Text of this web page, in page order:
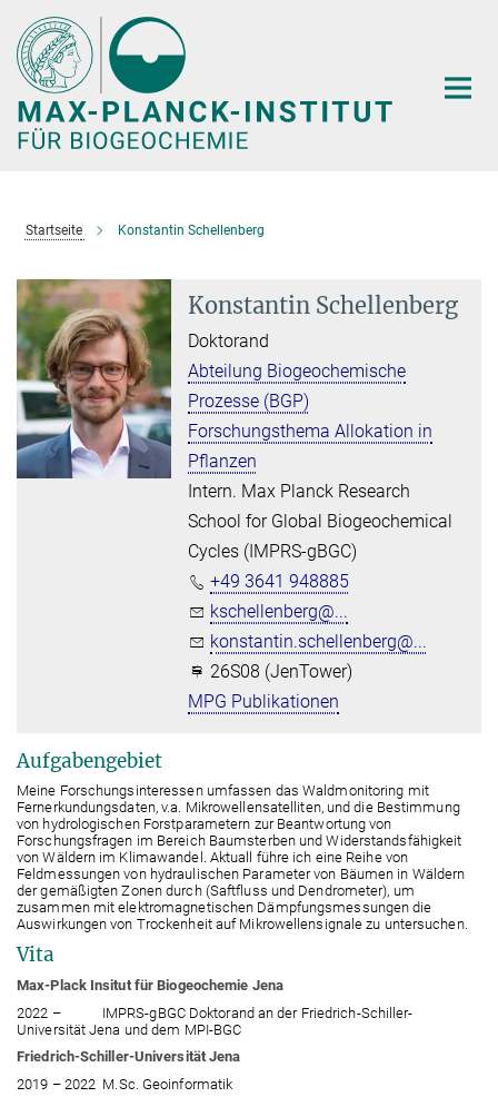
Hauptinhalt
Startseite Konstantin Schellenberg
Konstantin Schellenberg
Doktorand
Abteilung Biogeochemische
Prozesse (BGP)
Forschungsthema Allokation in
Pflanzen
Intern. Max Planck Research
School for Global Biogeochemical
Cycles (IMPRS-gBGC)
+49 3641 948885
kschellenberg@...
konstantin.schellenberg@...
26S08 (JenTower)
MPG Publikationen
Aufgabengebiet
Meine Forschungsinteressen umfassen das Waldmonitoring mit
Fernerkundungsdaten, v.a. Mikrowellensatelliten, und die Bestimmung
von hydrologischen Forstparametern zur Beantwortung von
Forschungsfragen im Bereich Baumsterben und Widerstandsfähigkeit
von Wäldern im Klimawandel. Aktuall führe ich eine Reihe von
Feldmessungen von hydraulischen Parameter von Bäumen in Wäldern
der gemäßigten Zonen durch (Saftfluss und Dendrometer), um
zusammen mit elektromagnetischen Dämpfungsmessungen die
Auswirkungen von Trockenheit auf Mikrowellensignale zu untersuchen.
Vita
Max-Plack Insitut fürBiogeochemie Jena
2022 – IMPRS-gBGC Doktorand an der Friedrich-Schiller-
Universität Jena und dem MPI-BGC
Friedrich-Schiller-Universität Jena
2019 – 2022 M.Sc. Geoinformatik